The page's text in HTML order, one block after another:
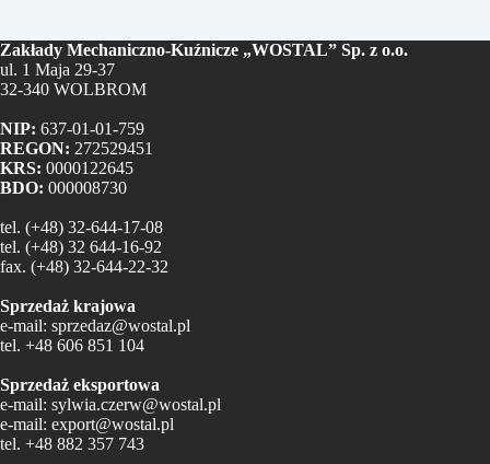
Zakłady Mechaniczno-Kuźnicze „WOSTAL” Sp. z o.o.
ul. 1 Maja 29-37
32-340 WOLBROM
NIP: 637-01-01-759
REGON: 272529451
KRS: 0000122645
BDO: 000008730
tel. (+48) 32-644-17-08
tel. (+48) 32 644-16-92
fax. (+48) 32-644-22-32
Sprzedaż krajowa
e-mail: sprzedaz@wostal.pl
tel. +48 606 851 104
Sprzedaż eksportowa
e-mail: sylwia.czerw@wostal.pl
e-mail: export@wostal.pl
tel. +48 882 357 743